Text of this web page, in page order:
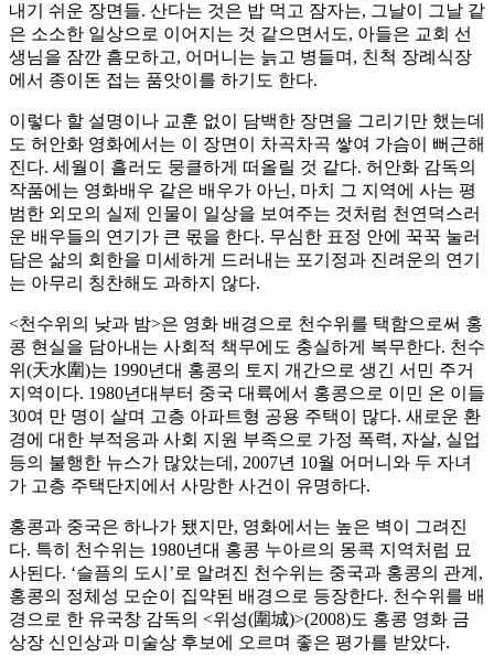
내기 쉬운 장면들. 산다는 것은 밥 먹고 잠자는, 그날이 그날 같
은 소소한 일상으로 이어지는 것 같으면서도, 아들은 교회 선
생님을 잠깐 흠모하고, 어머니는 늙고 병들며, 친척 장례식장
에서 종이돈 접는 품앗이를 하기도 한다.
이렇다 할 설명이나 교훈 없이 담백한 장면을 그리기만 했는데
도 허안화 영화에서는 이 장면이 차곡차곡 쌓여 가슴이 뻐근해
진다. 세월이 흘러도 뭉클하게 떠올릴 것 같다. 허안화 감독의
작품에는 영화배우 같은 배우가 아닌, 마치 그 지역에 사는 평
범한 외모의 실제 인물이 일상을 보여주는 것처럼 천연덕스러
운 배우들의 연기가 큰 몫을 한다. 무심한 표정 안에 꾹꾹 눌러
담은 삶의 회한을 미세하게 드러내는 포기정과 진려운의 연기
는 아무리 칭찬해도 과하지 않다.
<천수위의 낮과 밤>은 영화 배경으로 천수위를 택함으로써 홍
콩 현실을 담아내는 사회적 책무에도 충실하게 복무한다. 천수
위(天水圍)는 1990년대 홍콩의 토지 개간으로 생긴 서민 주거
지역이다. 1980년대부터 중국 대륙에서 홍콩으로 이민 온 이들
30여 만 명이 살며 고층 아파트형 공용 주택이 많다. 새로운 환
경에 대한 부적응과 사회 지원 부족으로 가정 폭력, 자살, 실업
등의 불행한 뉴스가 많았는데, 2007년 10월 어머니와 두 자녀
가 고층 주택단지에서 사망한 사건이 유명하다.
홍콩과 중국은 하나가 됐지만, 영화에서는 높은 벽이 그려진
다. 특히 천수위는 1980년대 홍콩 누아르의 몽콕 지역처럼 묘
사된다. ‘슬픔의 도시’로 알려진 천수위는 중국과 홍콩의 관계,
홍콩의 정체성 모순이 집약된 배경으로 등장한다. 천수위를 배
경으로 한 유국창 감독의 <위성(圍城)>(2008)도 홍콩 영화 금
상장 신인상과 미술상 후보에 오르며 좋은 평가를 받았다.